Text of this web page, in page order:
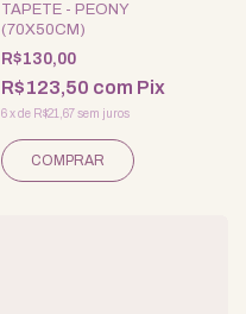
TAPETE - PEONY
(70X50CM)
R$130,00
R$123,50 com Pix
6 xde R$21,67 sem juros